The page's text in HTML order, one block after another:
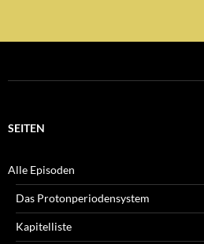
SEITEN
Alle Episoden
Das Protonperiodensystem
Kapitelliste